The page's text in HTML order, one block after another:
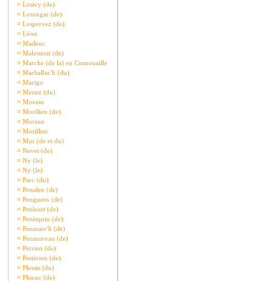
¤ Lesivy (de)
¤ Lesongar (de)
¤ Lespervez (de)
¤ Léon
¤ Madeuc
¤ Malestroit (de)
¤ Marche (de la) en Cornouaille
¤ Marhallac'h (du)
¤ Marigo
¤ Menez (du)
¤ Moeam
¤ Moellien (de)
¤ Moreau
¤ Morillon
¤ Mur (de et du)
¤ Nevet (de)
¤ Ny (le)
¤ Ny (le)
¤ Parc (du)
¤ Penalen (de)
¤ Penguern (de)
¤ Penhoet (de)
¤ Penisquin (de)
¤ Penmarc'h (de)
¤ Penmorvan (de)
¤ Perrien (de)
¤ Pestivien (de)
¤ Plessis (du)
¤ Ploeuc (de)